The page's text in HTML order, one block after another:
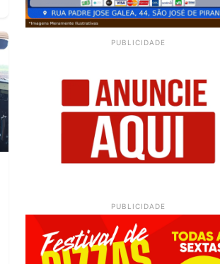
PUBLICIDADE
PUBLICIDADE